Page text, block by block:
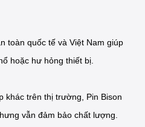
toàn quốc tế và Việt Nam giúp
hoặc hư hỏng thiết bị.
khác trên thị trường, Pin Bison
vẫn đảm bảo chất lượng.